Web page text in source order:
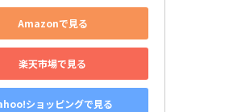
Amazonで見る
楽天市場で見る
ショッピングで見る